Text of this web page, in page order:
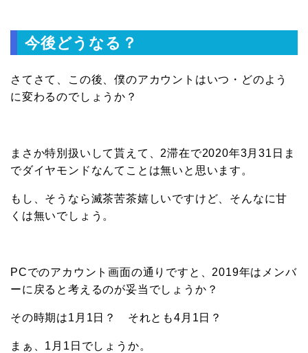
今後どうなる？
さてさて、この後、僕のアカウントはいつ・どのよう
に変わるのでしょうか？
まさか特別扱いして貰えて、2滞在で2020年3月31日ま
でダイヤモンドなんてことは無いと思います。
もし、そうなら滅茶苦茶嬉しいですけど、そんなに甘
くは無いでしょう。
PCでのアカウント画面の通りですと、2019年はメンバ
ーに戻ると考えるのが妥当でしょうか？
その時期は1月1日？ それとも4月1日？
まぁ、1月1日でしょうか。